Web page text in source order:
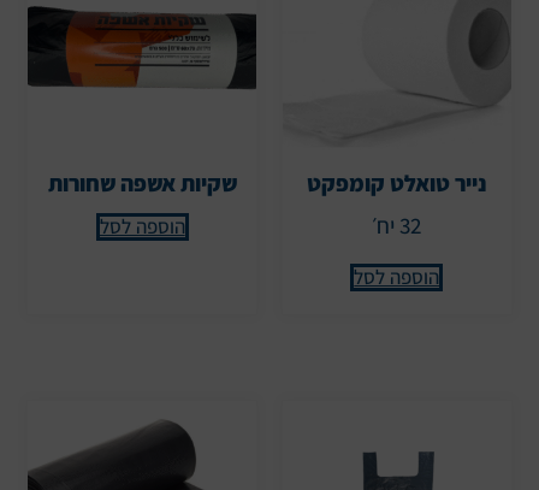
נייר טואלט קומפקט
32 יח׳
הוספה לסל
שקיות אשפה שחורות
הוספה לסל